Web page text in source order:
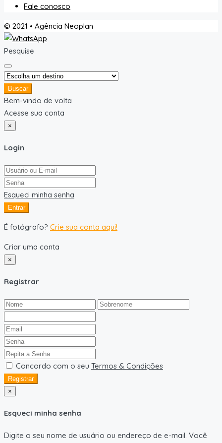
Fale conosco
© 2021 • Agência Neoplan
Pesquise
Buscar
Bem-vindo de volta
Acesse sua conta
×
Login
Esqueci minha senha
Entrar
É fotógrafo? Crie sua conta aqui!
Criar uma conta
×
Registrar
Concordo com o seu Termos & Condições
Registrar
×
Esqueci minha senha
Digite o seu nome de usuário ou endereço de e-mail. Você